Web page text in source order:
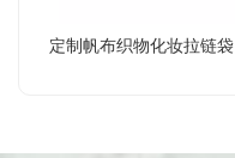
定制帆布织物化妆拉链袋